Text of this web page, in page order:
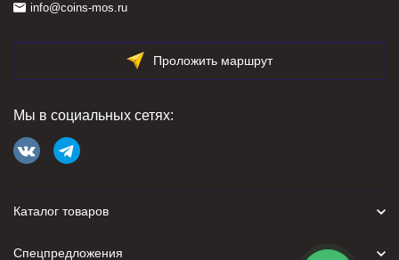
info@coins-mos.ru
Проложить маршрут
Мы в социальных сетях:
Каталог товаров
Спецпредложения